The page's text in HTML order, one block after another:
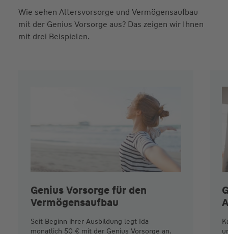
Wie sehen Altersvorsorge und Vermögensaufbau
mit der Genius Vorsorge aus? Das zeigen wir Ihnen
mit drei Beispielen.
Genius Vorsorge für den
Vermögensaufbau
Seit Beginn ihrer Ausbildung legt Ida
monatlich 50 € mit der Genius Vorsorge an.